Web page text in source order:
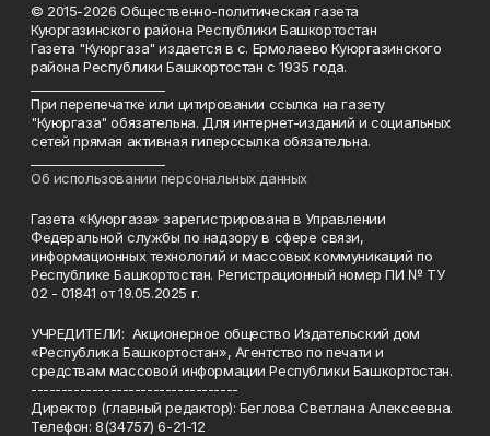
© 2015-2026 Общественно-политическая газета
Куюргазинского района Республики Башкортостан
Газета "Куюргаза" издается в с. Ермолаево Куюргазинского
района Республики Башкортостан с 1935 года.
При перепечатке или цитировании ссылка на газету
"Куюргаза" обязательна. Для интернет-изданий и социальных
сетей прямая активная гиперссылка обязательна.
Об использовании персональных данных
Газета «Куюргаза» зарегистрирована в Управлении
Федеральной службы по надзору в сфере связи,
информационных технологий и массовых коммуникаций по
Республике Башкортостан. Регистрационный номер ПИ № ТУ
02 - 01841 от 19.05.2025 г.
УЧРЕДИТЕЛИ: Акционерное общество Издательский дом
«Республика Башкортостан», Агентство по печати и
средствам массовой информации Республики Башкортостан.
----------------------------------
Директор (главный редактор): Беглова Светлана Алексеевна.
Телефон: 8(34757) 6-21-12